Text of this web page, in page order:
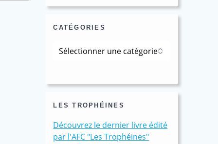
CATÉGORIES
Catégories
LES TROPHÉINES
Découvrez le dernier livre édité
par l'AFC "Les Trophéines"